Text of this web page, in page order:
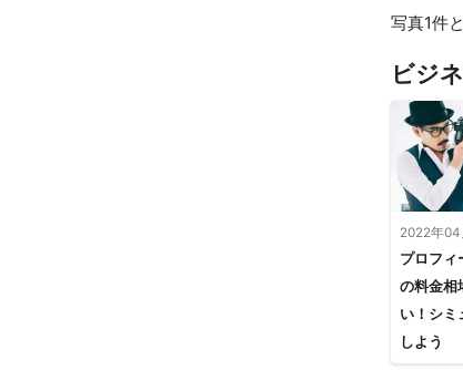
写真1件
ビジ
2022年04
プロフィ
の料金相
い！シミ
しよう